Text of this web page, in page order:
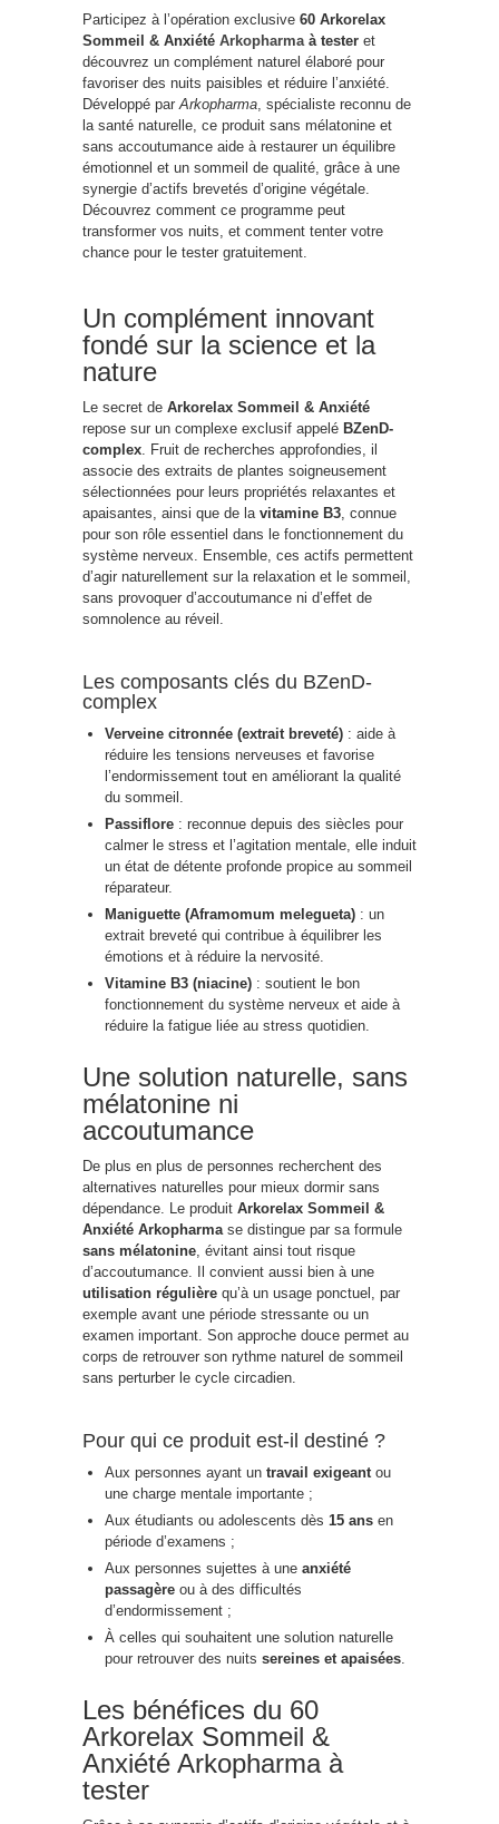
Participez à l’opération exclusive 60 Arkorelax
Sommeil & Anxiété Arkopharma à tester et
découvrez un complément naturel élaboré pour
favoriser des nuits paisibles et réduire l’anxiété.
Développé par Arkopharma , spécialiste reconnu de
la santé naturelle, ce produit sans mélatonine et
sans accoutumance aide à restaurer un équilibre
émotionnel et un sommeil de qualité, grâce à une
synergie d’actifs brevetés d’origine végétale.
Découvrez comment ce programme peut
transformer vos nuits, et comment tenter votre
chance pour le tester gratuitement.
Un complément innovant
fondé sur la science et la
nature
Le secret de Arkorelax Sommeil & Anxiété
repose sur un complexe exclusif appelé BZenD-
complex . Fruit de recherches approfondies, il
associe des extraits de plantes soigneusement
sélectionnées pour leurs propriétés relaxantes et
apaisantes, ainsi que de la vitamine B3 , connue
pour son rôle essentiel dans le fonctionnement du
système nerveux. Ensemble, ces actifs permettent
d’agir naturellement sur la relaxation et le sommeil,
sans provoquer d’accoutumance ni d’effet de
somnolence au réveil.
Les composants clés du BZenD-
complex
Verveine citronnée (extrait breveté) : aide à
réduire les tensions nerveuses et favorise
l’endormissement tout en améliorant la qualité
du sommeil.
Passiflore : reconnue depuis des siècles pour
calmer le stress et l’agitation mentale, elle induit
un état de détente profonde propice au sommeil
réparateur.
Maniguette (Aframomum melegueta) : un
extrait breveté qui contribue à équilibrer les
émotions et à réduire la nervosité.
Vitamine B3 (niacine) : soutient le bon
fonctionnement du système nerveux et aide à
réduire la fatigue liée au stress quotidien.
Une solution naturelle, sans
mélatonine ni
accoutumance
De plus en plus de personnes recherchent des
alternatives naturelles pour mieux dormir sans
dépendance. Le produit Arkorelax Sommeil &
Anxiété Arkopharma se distingue par sa formule
sans mélatonine , évitant ainsi tout risque
d’accoutumance. Il convient aussi bien à une
utilisation régulière qu’à un usage ponctuel, par
exemple avant une période stressante ou un
examen important. Son approche douce permet au
corps de retrouver son rythme naturel de sommeil
sans perturber le cycle circadien.
Pour qui ce produit est-il destiné ?
Aux personnes ayant un travail exigeant ou
une charge mentale importante ;
Aux étudiants ou adolescents dès 15 ans en
période d’examens ;
Aux personnes sujettes à une anxiété
passagère ou à des difficultés
d’endormissement ;
À celles qui souhaitent une solution naturelle
pour retrouver des nuits sereines et apaisées
Les bénéfices du 60
Arkorelax Sommeil &
Anxiété Arkopharma à
tester